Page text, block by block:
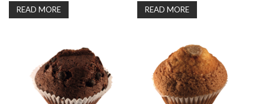
READ MORE READ MORE